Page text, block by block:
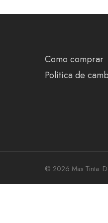
Como comprar
Politica de
© 2026 Mas Tinta.